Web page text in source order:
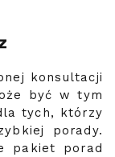
konsultacji
być w tym
tych, którzy
porady.
pakiet porad